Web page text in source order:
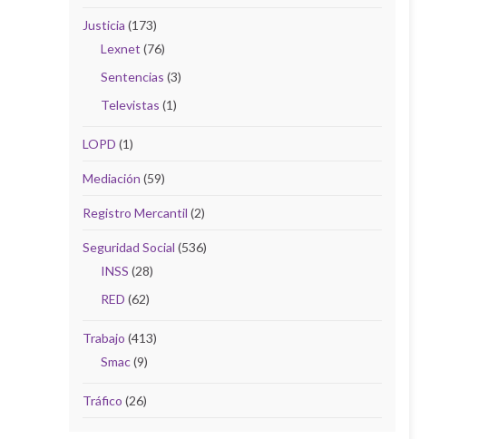
Justicia (173)
Lexnet (76)
Sentencias (3)
Televistas (1)
LOPD (1)
Mediación (59)
Registro Mercantil (2)
Seguridad Social (536)
INSS (28)
RED (62)
Trabajo (413)
Smac(9)
Tráfico (26)